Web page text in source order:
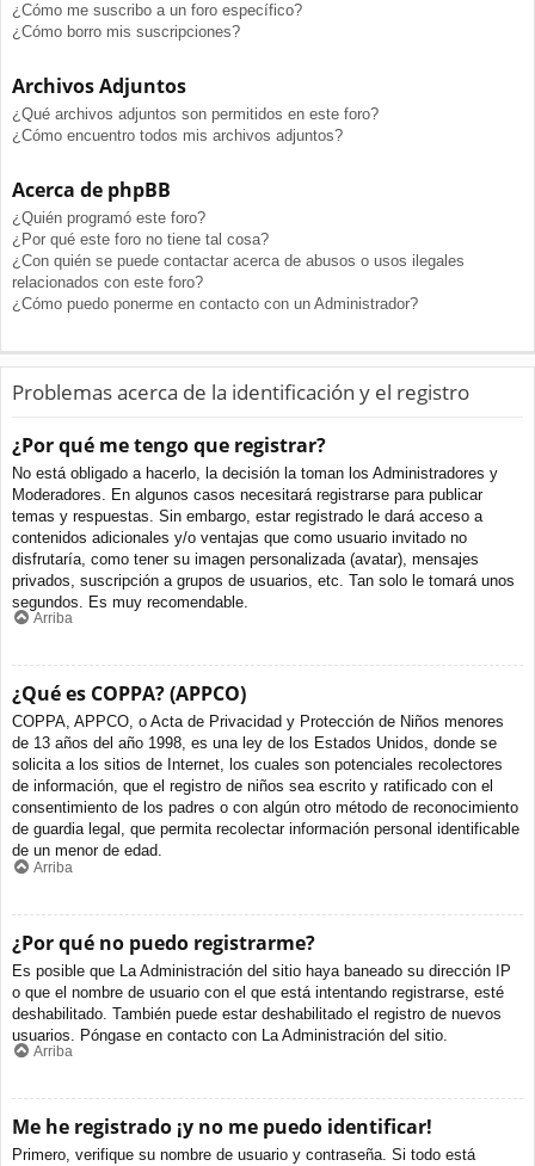
¿Cómo me suscribo a un foro específico?
¿Cómo borro mis suscripciones?
Archivos Adjuntos
¿Qué archivos adjuntos son permitidos en este foro?
¿Cómo encuentro todos mis archivos adjuntos?
Acerca de phpBB
¿Quién programó este foro?
¿Por qué este foro no tiene tal cosa?
¿Con quién se puede contactar acerca de abusos o usos ilegales
relacionados con este foro?
¿Cómo puedo ponerme en contacto con un Administrador?
Problemas acerca de la identificación y el registro
¿Por qué me tengo que registrar?
No está obligado a hacerlo, la decisión la toman los Administradores y
Moderadores. En algunos casos necesitará registrarse para publicar
temas y respuestas. Sin embargo, estar registrado le dará acceso a
contenidos adicionales y/o ventajas que como usuario invitado no
disfrutaría, como tener su imagen personalizada (avatar), mensajes
privados, suscripción a grupos de usuarios, etc. Tan solo le tomará unos
segundos. Es muy recomendable.
Arriba
¿Qué es COPPA? (APPCO)
COPPA, APPCO, o Acta de Privacidad y Protección de Niños menores
de 13 años del año 1998, es una ley de los Estados Unidos, donde se
solicita a los sitios de Internet, los cuales son potenciales recolectores
de información, que el registro de niños sea escrito y ratificado con el
consentimiento de los padres o con algún otro método de reconocimiento
de guardia legal, que permita recolectar información personal identificable
de un menor de edad.
Arriba
¿Por qué no puedo registrarme?
Es posible que La Administración del sitio haya baneado su dirección IP
o que el nombre de usuario con el que está intentando registrarse, esté
deshabilitado. También puede estar deshabilitado el registro de nuevos
usuarios. Póngase en contacto con La Administración del sitio.
Arriba
Me he registrado ¡y no me puedo identificar!
Primero, verifique su nombre de usuario y contraseña. Si todo está